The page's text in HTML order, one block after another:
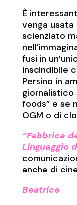
È
venga usata
scienziato
fusi in
inscindibile
Persino in
giornalistico
foods” e se
OGM o di
“Fabbrica
Linguaggio
anche di
Beatrice